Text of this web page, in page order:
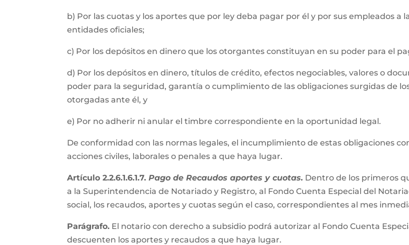
b) Por las cuotas y los aportes que por ley deba pagar por él y por sus empleados a
entidades oficiales;
c) Por los depósitos en dinero que los otorgantes constituyan en su poder para el
d) Por los depósitos en dinero, títulos de crédito, efectos negociables, valores o
poder para la seguridad, garantía o cumplimiento de las obligaciones surgidas de
otorgadas ante él, y
e) Por no adherir ni anular el timbre correspondiente en la oportunidad legal.
De conformidad con las normas legales, el incumplimiento de estas obligaciones
acciones civiles, laborales o penales a que haya lugar.
Artículo 2.2.6.1.6.1.7.Pago de Recaudos aportes y cuotas. Dentro de los primeros
a la Superintendencia de Notariado y Registro, al Fondo Cuenta Especial del
social, los recaudos, aportes y cuotas según el caso, correspondientes al mes
Parágrafo. El notario con derecho a subsidio podrá autorizar al Fondo Cuenta
descuenten los aportes y recaudos a que haya lugar.